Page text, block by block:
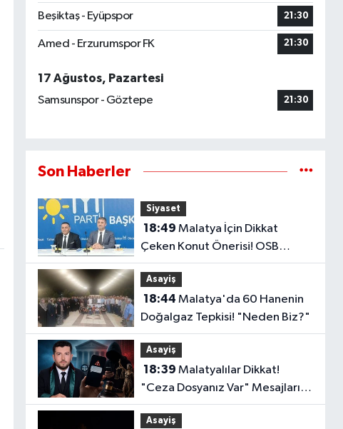
Beşiktaş - Eyüpspor 21:30
Amed - Erzurumspor FK 21:30
17 Ağustos, Pazartesi
Samsunspor - Göztepe
21:30
Son Haberler
Siyaset
18:49
Çeken Konut Önerisi! OSB
Çalışanlarına Faizsiz Ev Çağrısı..
Asayiş
18:44
Doğalgaz Tepkisi! "Neden Biz?"
Asayiş
18:39
"Ceza Dosyanız Var" Mesajlarına
Sakın Kanmayın
Asayiş